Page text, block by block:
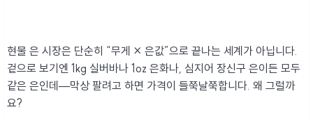
현물 은 시장은 단순히 “무게 × 은값”으로 끝나는 세계가 아닙니다.
겉으로 보기엔 1kg 실버바나 1oz 은화나, 심지어 장신구 은이든 모두
같은 은인데—막상 팔려고 하면 가격이 들쭉날쭉합니다. 왜 그럴까
요?